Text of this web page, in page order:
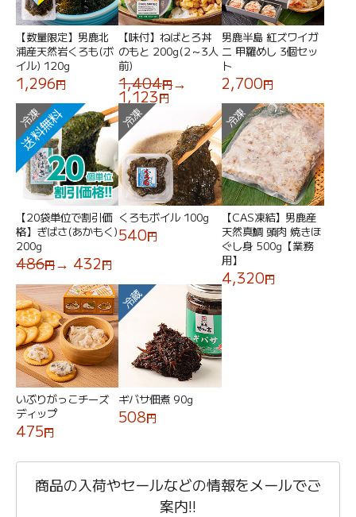
【数量限定】男鹿北
浦産天然岩くろも(ボ
イル) 120g
1,296円
【味付】ねばとろ丼
のもと 200g(2～3人
前)
1,404円→
1,123円
男鹿半島 紅ズワイガ
ニ 甲羅めし 3個セッ
ト
2,700円
【20袋単位で割引価
格】ぎばさ(あかもく)
200g
486円→ 432円
送料無料
冷凍
くろもボイル 100g
540円
冷凍
【CAS凍結】男鹿産
天然真鯛 頭肉 焼きほ
ぐし身 500g【業務
用】
4,320円
冷凍
いぶりがっこチーズ
ディップ
475円
ギバサ佃煮 90g
508円
冷蔵
商品の入荷やセールなどの情報をメールでご
案内!!